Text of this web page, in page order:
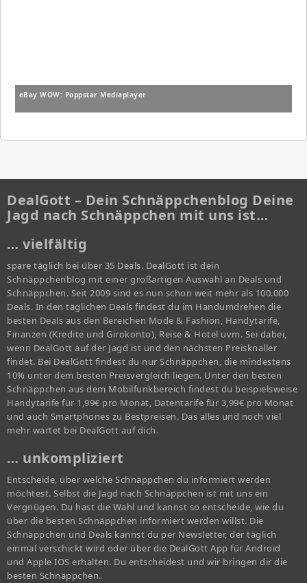
eBay WOW: Poppstar Mediaplayer
DealGott – Dein Schnäppchenblog Deine
Jagd nach Schnäppchen mit uns ist…
… vielfältig
spare täglich bei über 35 Deals. DealGott ist dein
Schnäppchenblog mit einer großartigen Auswahl an Deals und
Schnäppchen. Seit 2009 sind es nun schon weit mehr als 100.000
Deals. In den täglichen Deals findest du im Handumdrehen die
besten Deals aus den Bereichen Mode & Fashion, Handytarife,
Finanzen (Kredite und Girokonto), Reise & Hotel uvm. Sei dabei,
wenn DealGott auf der Jagd ist und den nächsten Preisknaller
findet. Bei DealGott findest du nur Schnäppchen, die mindestens
10% unter dem besten Preisvergleich liegen. Unter den besten
Schnäppchen aus dem Mobilfunkbereich findest du beispielsweise
Handytarife für 1,99€ pro Monat, Datentarife für 3,99€ pro Monat
und auch Smartphones zu Bestpreisen. Das alles und noch viel
mehr wartet bei DealGott auf dich.
… unkompliziert
Entscheide, über welche Schnäppchen du informiert werden
möchtest. Selbst die Jagd nach Schnäppchen ist mit uns ein
Vergnügen. Du hast die Wahl und kannst so entscheide, wie du
über die besten Schnäppchen informiert werden willst. Die
Schnäppchen und Deals kannst du per Newsletter, der täglich
einmal verschickt wird oder über die DealGott App für Android
und Apple IOS erhalten. Du entscheidest und wir bringen dir die
besten Schnäppchen.